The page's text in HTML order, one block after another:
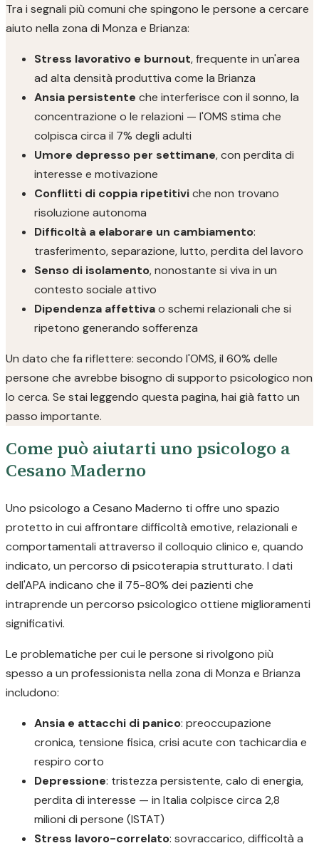
Tra i segnali più comuni che spingono le persone a cercare
aiuto nella zona di Monza e Brianza:
Stress lavorativo e burnout, frequente in un'area
ad alta densità produttiva come la Brianza
Ansia persistente che interferisce con il sonno, la
concentrazione o le relazioni — l'OMS stima che
colpisca circa il 7% degli adulti
Umore depresso per settimane, con perdita di
interesse e motivazione
Conflitti di coppia ripetitiviche non trovano
risoluzione autonoma
Difficoltà a elaborare un cambiamento:
trasferimento, separazione, lutto, perdita del lavoro
Senso di isolamento, nonostante si viva in un
contesto sociale attivo
Dipendenza affettivao schemi relazionali che si
ripetono generando sofferenza
Un dato che fa riflettere: secondo l'OMS, il 60% delle
persone che avrebbe bisogno di supporto psicologico non
lo cerca. Se stai leggendo questa pagina, hai già fatto un
passo importante.
Come può aiutarti uno psicologo a
Cesano Maderno
Uno psicologo a Cesano Maderno ti offre uno spazio
protetto in cui affrontare difficoltà emotive, relazionali e
comportamentali attraverso il colloquio clinico e, quando
indicato, un percorso di psicoterapia strutturato. I dati
dell'APA indicano che il 75-80% dei pazienti che
intraprende un percorso psicologico ottiene miglioramenti
significativi.
Le problematiche per cui le persone si rivolgono più
spesso a un professionista nella zona di Monza e Brianza
includono:
Ansia e attacchi di panico: preoccupazione
cronica, tensione fisica, crisi acute con tachicardia e
respiro corto
Depressione: tristezza persistente, calo di energia,
perdita di interesse — in Italia colpisce circa 2,8
milioni di persone (ISTAT)
Stress lavoro-correlato: sovraccarico, difficoltà a